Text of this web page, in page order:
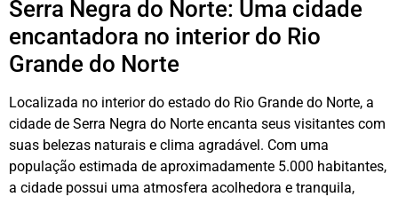
Serra Negra do Norte: Uma cidade
encantadora no interior do Rio
Grande do Norte
Localizada no interior do estado do Rio Grande do Norte, a
cidade de Serra Negra do Norte encanta seus visitantes com
suas belezas naturais e clima agradável. Com uma
população estimada de aproximadamente 5.000 habitantes,
a cidade possui uma atmosfera acolhedora e tranquila,